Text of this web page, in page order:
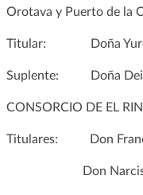
Orotava y Puerto de la
Titular: Doña
Suplente: Doña
CONSORCIO DE EL
Titulares: Don
Don Narciso